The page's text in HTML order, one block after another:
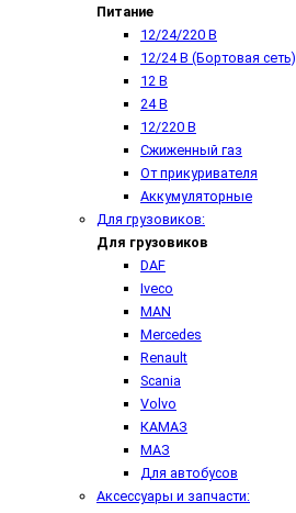
Питание
12/24/220 В
12/24 В (Бортовая сеть)
12 В
24 В
12/220 В
Сжиженный газ
От прикуривателя
Аккумуляторные
Для грузовиков:
Для грузовиков
DAF
Iveco
MAN
Mercedes
Renault
Scania
Volvo
КАМАЗ
МАЗ
Для автобусов
Аксессуары и запчасти: